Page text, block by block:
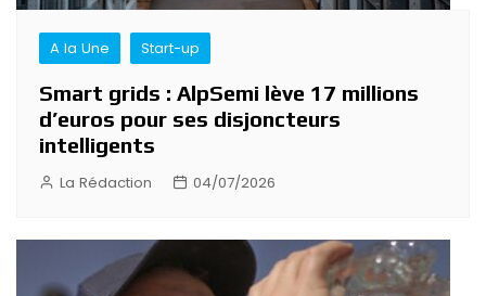
A la Une Start-up
Smart grids : AlpSemi lève 17 millions
d’euros pour ses disjoncteurs
intelligents
La Rédaction 04/07/2026